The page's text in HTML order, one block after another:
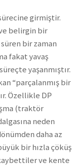
girmiştir.
belirgin bir
bir zaman
fakat yavaş
yaşanmıştır.
“parçalanmış bir
Özellikle DP
(traktör
neden
daha az
bir hızla çöküş
ve kente